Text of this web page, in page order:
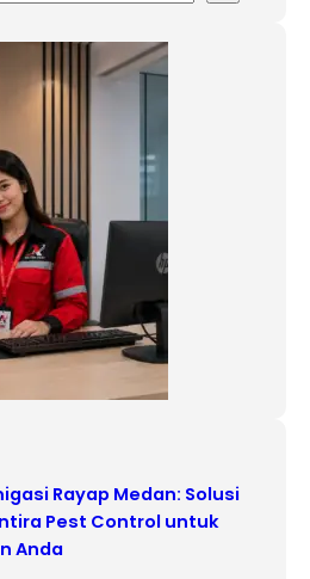
Rayap Medan: Solusi
Pest Control untuk
Anda